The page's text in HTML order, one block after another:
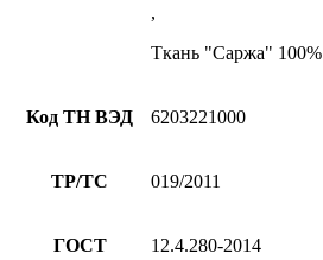
,
Ткань "Саржа"
Код ТН ВЭД 6203221000
ТР/ТС 019/2011
ГОСТ 12.4.280-2014